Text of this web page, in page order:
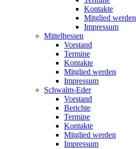
Kontakte
Mitglied werden
Impressum
Mittelhessen
Vorstand
Termine
Kontakte
Mitglied werden
Impressum
Schwalm-Eder
Vorstand
Berichte
Termine
Kontakte
Mitglied werden
Impressum